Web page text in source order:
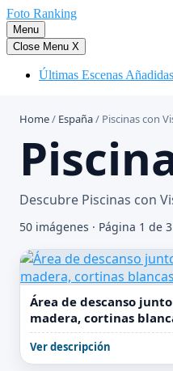
Saltar
al
contenido
Foto Ranking
Menu
Close Menu X
Últimas Escenas Añadidas
Home/ España/ Piscinas con
Descubre Piscinas con
50 imágenes · Página 1 de 3
Área de descanso
madera, cortinas
Ver descripción